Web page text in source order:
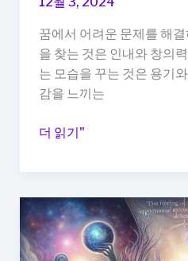
생
가
능
성
을
탐
구
꿈
해
몽
꿈에서 어려운 문제를 해
을 찾는 것은 인내와 창의
는 모습을 꾸는 것은 용기
감을 느끼는
어
제
해
결
더 읽기"